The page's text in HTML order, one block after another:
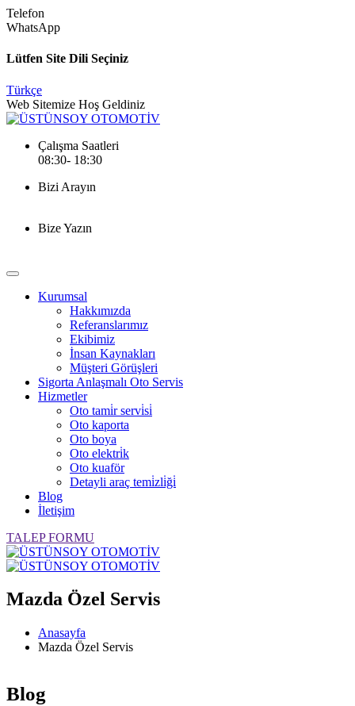
Telefon
WhatsApp
Lütfen Site Dili Seçiniz
Türkçe
Web Sitemize Hoş Geldiniz
Çalışma Saatleri
08:30- 18:30
Bizi Arayın
Bize Yazın
Kurumsal
Hakkımızda
Referanslarımız
Ekibimiz
İnsan Kaynakları
Müşteri Görüşleri
Sigorta Anlaşmalı Oto Servis
Hizmetler
Oto tami̇r servi̇si̇
Oto kaporta
Oto boya
Oto elektri̇k
Oto kuaför
Detayli araç temi̇zli̇ği̇
Blog
İletişim
TALEP FORMU
Mazda Özel Servis
Anasayfa
Mazda Özel Servis
Blog